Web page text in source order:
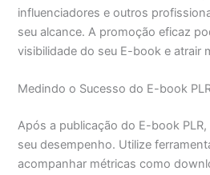
influenciadores e outros
seu alcance. A promoção eficaz
visibilidade do seu E-book e atrair
Medindo o Sucesso do E-book
Após a publicação do E-book
seu desempenho. Utilize
acompanhar métricas como